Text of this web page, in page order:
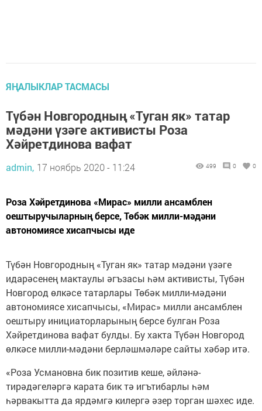
ЯҢАЛЫКЛАР ТАСМАСЫ
Түбән Новгородның «Туган як» татар
мәдәни үзәге активисты Роза
Хәйретдинова вафат
admin, 17 ноябрь 2020 - 11:24 499 0 0
Роза Хәйретдинова «Мирас» милли ансамблен
оештыручыларның берсе, Төбәк милли-мәдәни
автономиясе хисапчысы иде
Түбән Новгородның «Туган як» татар мәдәни үзәге
идарәсенең мактаулы әгъзасы һәм активисты, Түбән
Новгород өлкәсе татарлары Төбәк милли-мәдәни
автономиясе хисапчысы, «Мирас» милли ансамблен
оештыру инициаторларының берсе булган Роза
Хәйретдинова вафат булды. Бу хакта Түбән Новгород
өлкәсе милли-мәдәни берләшмәләре сайты хәбәр итә.
«Роза Усмановна бик позитив кеше, әйләнә-
тирәдәгеләргә карата бик тә игътибарлы һәм
һәрвакытта да ярдәмгә килергә әзер торган шәхес иде.